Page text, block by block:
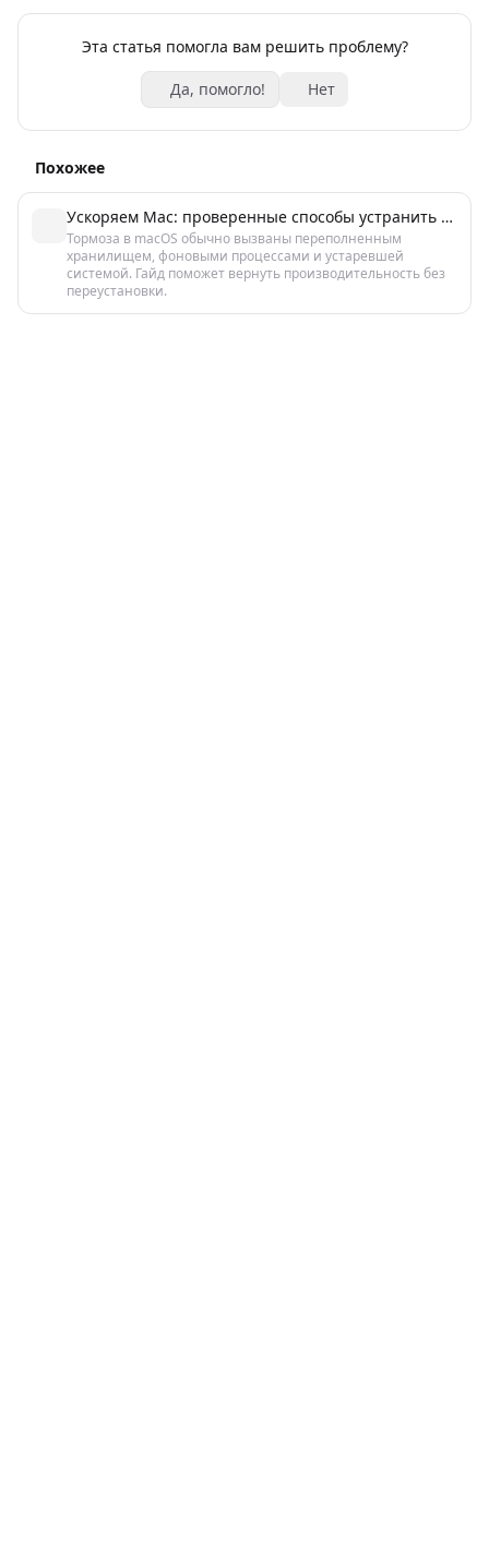
Эта статья помогла вам решить проблему?
Да, помогло! Нет
Похожее
Ускоряем Mac: проверенные способы устранить тормоза и зависания
Тормоза в macOS обычно вызваны переполненным
хранилищем, фоновыми процессами и устаревшей
системой. Гайд поможет вернуть производительность без
переустановки.